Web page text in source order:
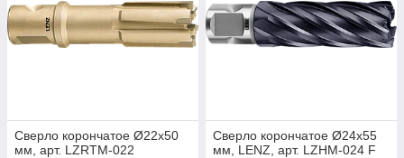
Сверло корончатое Ø22х50
мм, арт. LZRTM-022
Сверло корончатое Ø24х55
мм, LENZ, арт. LZHM-024 F